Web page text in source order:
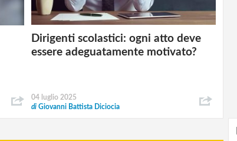
Dirigenti scolastici: ogni atto deve
essere adeguatamente motivato?
04 luglio 2025
diGiovanni Battista Diciocia